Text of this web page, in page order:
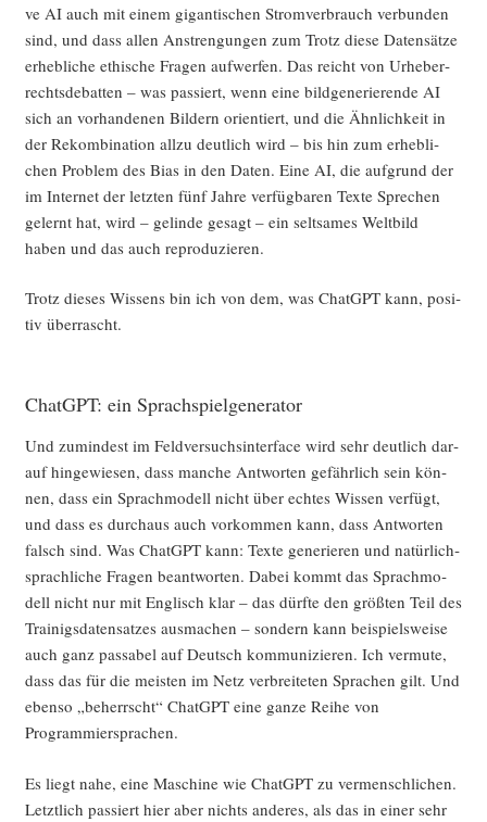
ve AI auch mit einem gigan­ti­schen Strom­ver­brauch ver­bun­den
sind, und dass allen Anstren­gun­gen zum Trotz die­se Daten­sät­ze
erheb­li­che ethi­sche Fra­gen auf­wer­fen. Das reicht von Urhe­ber­
rechts­de­bat­ten – was pas­siert, wenn eine bild­ge­ne­rie­ren­de AI
sich an vor­han­de­nen Bil­dern ori­en­tiert, und die Ähn­lich­keit in
der Rekom­bi­na­ti­on all­zu deut­lich wird – bis hin zum erheb­li­
chen Pro­blem des Bias in den Daten. Eine AI, die auf­grund der
im Inter­net der letz­ten fünf Jah­re ver­füg­ba­ren Tex­te Spre­chen
gelernt hat, wird – gelin­de gesagt – ein selt­sa­mes Welt­bild
haben und das auch reproduzieren.
Trotz die­ses Wis­sens bin ich von dem, was ChatGPT kann, posi­
tiv überrascht.
ChatGPT: ein Sprachspielgenerator
Und zumin­dest im Feld­ver­suchs­in­ter­face wird sehr deut­lich dar­
auf hin­ge­wie­sen, dass man­che Ant­wor­ten gefähr­lich sein kön­
nen, dass ein Sprach­mo­dell nicht über ech­tes Wis­sen ver­fügt,
und dass es durch­aus auch vor­kom­men kann, dass Ant­wor­ten
falsch sind. Was ChatGPT kann: Tex­te gene­rie­ren und natür­lich­
sprach­li­che Fra­gen beant­wor­ten. Dabei kommt das Sprach­mo­
dell nicht nur mit Eng­lisch klar – das dürf­te den größ­ten Teil des
Trai­nigs­da­ten­sat­zes aus­ma­chen – son­dern kann bei­spiels­wei­se
auch ganz pas­sa­bel auf Deutsch kom­mu­ni­zie­ren. Ich ver­mu­te,
dass das für die meis­ten im Netz ver­brei­te­ten Spra­chen gilt. Und
eben­so „beherrscht“ ChatGPT eine gan­ze Rei­he von
Programmiersprachen.
Es liegt nahe, eine Maschi­ne wie ChatGPT zu ver­mensch­li­chen.
Letzt­lich pas­siert hier aber nichts ande­res, als das in einer sehr